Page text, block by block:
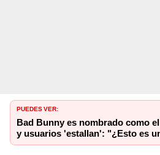
PUEDES VER:
Bad Bunny es nombrado como
y usuarios 'estallan': "¿Esto es